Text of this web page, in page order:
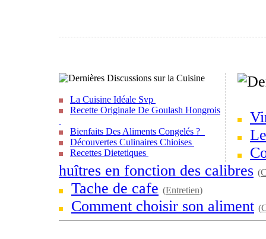
La Cuisine Idéale Svp
Recette Originale De Goulash Hongrois
Bienfaits Des Aliments Congelés ?
Découvertes Culinaires Chioises
Recettes Dietetiques
huîtres en fonction des calibres (
Tache de cafe (Entretien)
Comment choisir son aliment (